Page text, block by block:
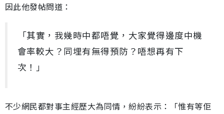
因此他發帖問道：
「其實，我幾時中都唔覺，大家覺得邊度中機
會率較大？同埋有無得預防？唔想再有下
次！」
不少網民都對事主經歷大為同情，紛紛表示：「惟有等佢